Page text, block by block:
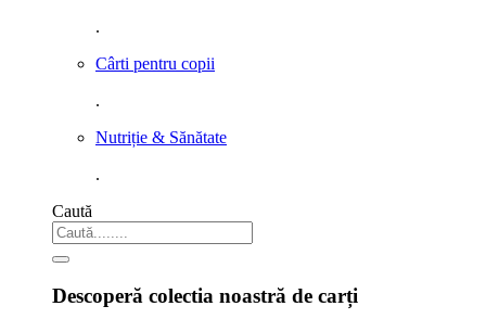
.
Cârti pentru copii
.
Nutriție & Sănătate
.
Caută
Descoperă colectia noastră de carți